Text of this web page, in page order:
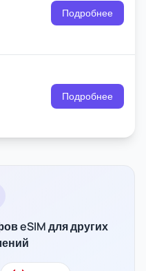
Подробнее
Подробнее
eSIM для других